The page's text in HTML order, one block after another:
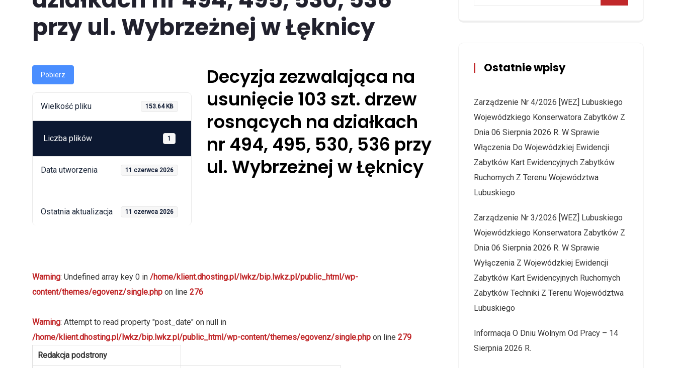
przy ul. Wybrzeżnej w Łęknicy
Pobierz
Wielkość pliku 153.64 KB
Liczba plików 1
Data utworzenia 11 czerwca 2026
Ostatnia aktualizacja 11 czerwca 2026
Decyzja zezwalająca na
usunięcie 103 szt. drzew
rosnących na działkach
nr 494, 495, 530, 536 przy
ul. Wybrzeżnej w Łęknicy
Warning: Undefined array key 0 in /home/klient.dhosting.pl/lwkz/bip.lwkz.pl/public_html/wp-
content/themes/egovenz/single.php on line 276
Warning: Attempt to read property "post_date" on null in
/home/klient.dhosting.pl/lwkz/bip.lwkz.pl/public_html/wp-content/themes/egovenz/single.php on line 279
Redakcja podstrony
Ostatnie wpisy
Zarządzenie Nr 4/2026 [WEZ] Lubuskiego
Wojewódzkiego Konserwatora Zabytków Z
Dnia 06 Sierpnia 2026 R. W Sprawie
Włączenia Do Wojewódzkiej Ewidencji
Zabytków Kart Ewidencyjnych Zabytków
Ruchomych Z Terenu Województwa
Lubuskiego
Zarządzenie Nr 3/2026 [WEZ] Lubuskiego
Wojewódzkiego Konserwatora Zabytków Z
Dnia 06 Sierpnia 2026 R. W Sprawie
Wyłączenia Z Wojewódzkiej Ewidencji
Zabytków Kart Ewidencyjnych Ruchomych
Zabytków Techniki Z Terenu Województwa
Lubuskiego
Informacja O Dniu Wolnym Od Pracy – 14
Sierpnia 2026 R.